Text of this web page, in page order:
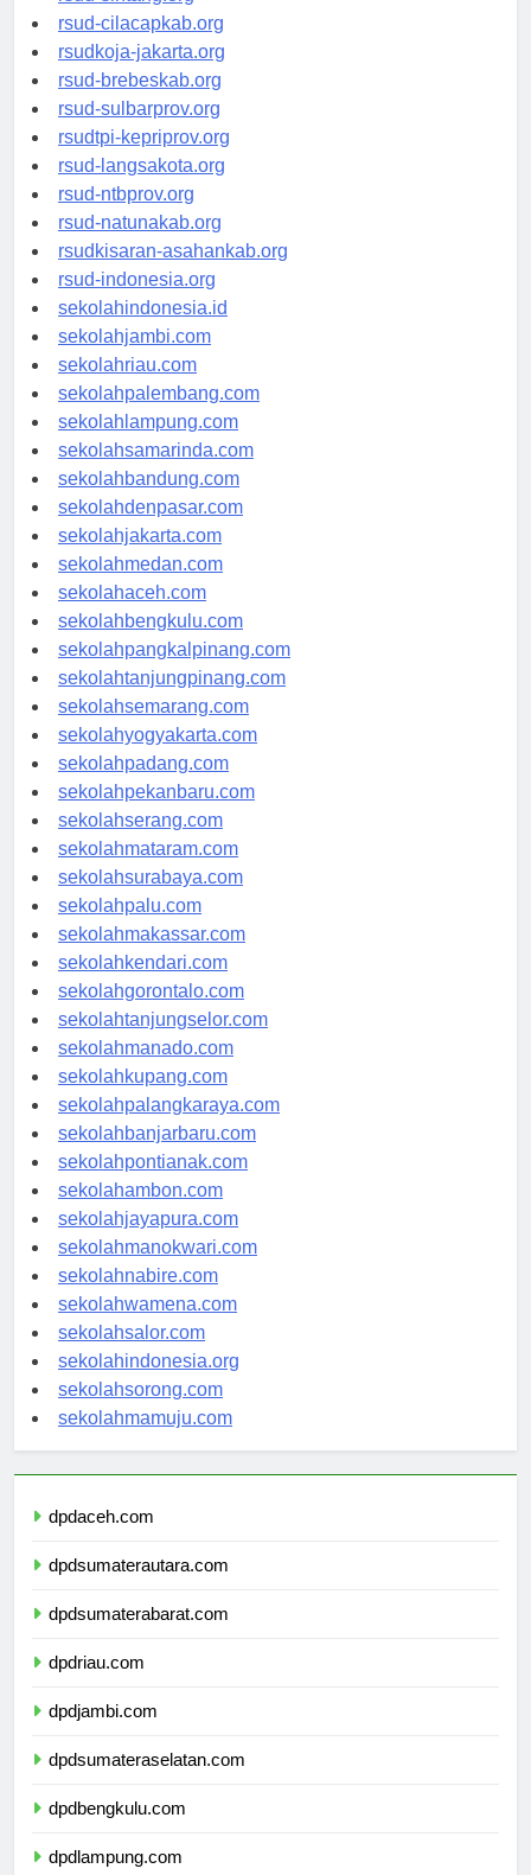
rsud-sintang.org
rsud-cilacapkab.org
rsudkoja-jakarta.org
rsud-brebeskab.org
rsud-sulbarprov.org
rsudtpi-kepriprov.org
rsud-langsakota.org
rsud-ntbprov.org
rsud-natunakab.org
rsudkisaran-asahankab.org
rsud-indonesia.org
sekolahindonesia.id
sekolahjambi.com
sekolahriau.com
sekolahpalembang.com
sekolahlampung.com
sekolahsamarinda.com
sekolahbandung.com
sekolahdenpasar.com
sekolahjakarta.com
sekolahmedan.com
sekolahaceh.com
sekolahbengkulu.com
sekolahpangkalpinang.com
sekolahtanjungpinang.com
sekolahsemarang.com
sekolahyogyakarta.com
sekolahpadang.com
sekolahpekanbaru.com
sekolahserang.com
sekolahmataram.com
sekolahsurabaya.com
sekolahpalu.com
sekolahmakassar.com
sekolahkendari.com
sekolahgorontalo.com
sekolahtanjungselor.com
sekolahmanado.com
sekolahkupang.com
sekolahpalangkaraya.com
sekolahbanjarbaru.com
sekolahpontianak.com
sekolahambon.com
sekolahjayapura.com
sekolahmanokwari.com
sekolahnabire.com
sekolahwamena.com
sekolahsalor.com
sekolahindonesia.org
sekolahsorong.com